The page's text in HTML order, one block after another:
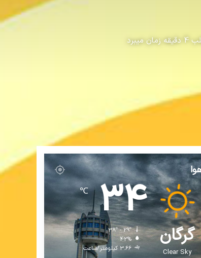
میبرد
گرگان
Clear Sky
34
℃
38º - 29º
42%
3.66 کیلومتر/ساعت